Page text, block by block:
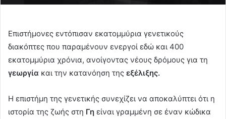
Επιστήμονες εντόπισαν εκατομμύρια γενετικούς
διακόπτες που παραμένουν ενεργοί εδώ και 400
εκατομμύρια χρόνια, ανοίγοντας νέους δρόμους για τη
γεωργία και την κατανόηση της εξέλιξης.
Η επιστήμη της γενετικής συνεχίζει να αποκαλύπτει ότι η
ιστορία της ζωής στη Γη είναι γραμμένη σε έναν κώδικα